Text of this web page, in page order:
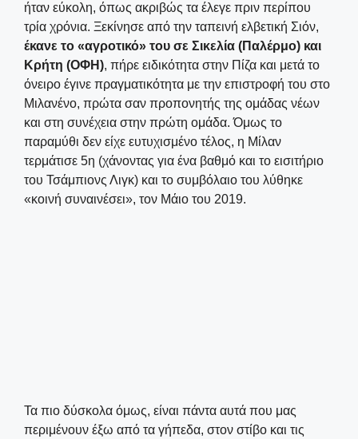
ήταν εύκολη, όπως ακριβώς τα έλεγε πριν περίπου
τρία χρόνια. Ξεκίνησε από την ταπεινή ελβετική Σιόν,
έκανε το «αγροτικό» του σε Σικελία (Παλέρμο) και
Κρήτη (ΟΦΗ), πήρε ειδικότητα στην Πίζα και μετά το
όνειρο έγινε πραγματικότητα με την επιστροφή του στο
Μιλανένο, πρώτα σαν προπονητής της ομάδας νέων
και στη συνέχεια στην πρώτη ομάδα. Όμως το
παραμύθι δεν είχε ευτυχισμένο τέλος, η Μίλαν
τερμάτισε 5η (χάνοντας για ένα βαθμό και το εισιτήριο
του Τσάμπιονς Λιγκ) και το συμβόλαιο του λύθηκε
«κοινή συναινέσει», τον Μάιο του 2019.
Τα πιο δύσκολα όμως, είναι πάντα αυτά που μας
περιμένουν έξω από τα γήπεδα, στον στίβο και τις